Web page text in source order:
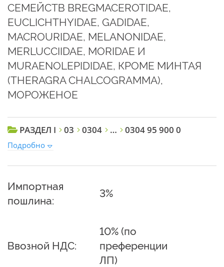
СЕМЕЙСТВ BREGMACEROTIDAE,
EUCLICHTHYIDAE, GADIDAE,
MACROURIDAE, MELANONIDAE,
MERLUCCIIDAE, MORIDAE И
MURAENOLEPIDIDAE, КРОМЕ МИНТАЯ
(THERAGRA CHALCOGRAMMA),
МОРОЖЕНОЕ
РАЗДЕЛ I 03 0304 … 0304 95 900 0
Подробно
Импортная
пошлина:
3%
Ввозной НДС:
10% (по
преференции
ЛП)